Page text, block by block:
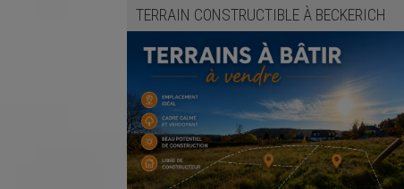
TERRAIN CONSTRUCTIBLE À BECKERICH